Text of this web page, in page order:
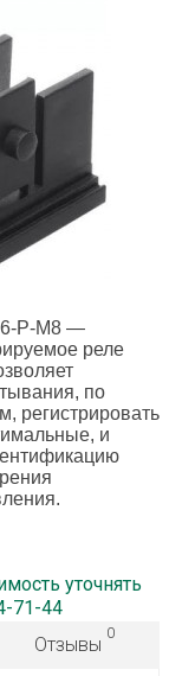
P-M8 —
реле
по
регистрировать
и
уточнять
71-44
Отзывы
0